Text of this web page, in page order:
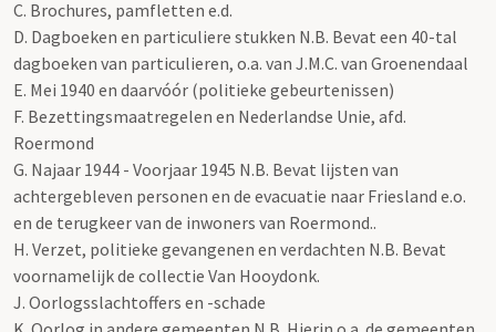
C. Brochures, pamfletten e.d.
D. Dagboeken en particuliere stukken N.B. Bevat een 40-tal
dagboeken van particulieren, o.a. van J.M.C. van Groenendaal
E. Mei 1940 en daarvóór (politieke gebeurtenissen)
F. Bezettingsmaatregelen en Nederlandse Unie, afd.
Roermond
G. Najaar 1944 - Voorjaar 1945 N.B. Bevat lijsten van
achtergebleven personen en de evacuatie naar Friesland e.o.
en de terugkeer van de inwoners van Roermond..
H. Verzet, politieke gevangenen en verdachten N.B. Bevat
voornamelijk de collectie Van Hooydonk.
J. Oorlogsslachtoffers en -schade